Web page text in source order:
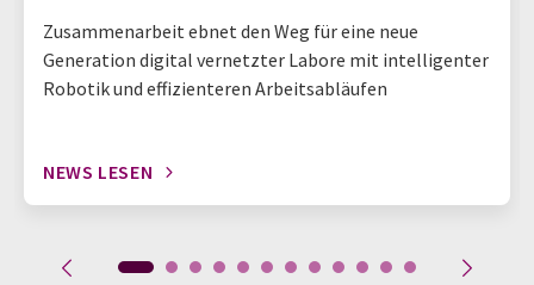
Zusammenarbeit ebnet den Weg für eine neue
Generation digital vernetzter Labore mit intelligenter
Robotik und effizienteren Arbeitsabläufen
NEWS LESEN